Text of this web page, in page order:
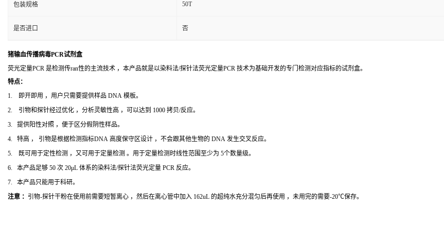
包装规格 50T
是否进口 否
猪输血传播病毒PCR试剂盒
荧光定量PCR 是检测传ran性的主流技术 ，本产品就是以染料法/探针法荧光定量PCR 技术为基础开发的专门检测对应指标的试剂盒。
特点：
1. 即开即用 ，用户只需要提供样品 DNA 模板。
2. 引物和探针经过优化 ，分析灵敏性高 ，可以达到 1000 拷贝/反应。
3. 提供阳性对照 ，便于区分假阴性样品。
4. 特高 ， 引物是根据检测指标DNA 高度保守区设计 ，不会跟其他生物的 DNA 发生交叉反应。
5. 既可用于定性检测 ，又可用于定量检测 。用于定量检测时线性范围至少为 5个数量级。
6. 本产品足够 50 次 20μL 体系的染料法/探针法荧光定量 PCR 反应。
7. 本产品只能用于科研。
注意 ： 引物-探针干粉在使用前需要短暂离心 ，然后在离心管中加入 162uL 的超纯水充分混匀后再使用 ，未用完的需要-20℃保存。